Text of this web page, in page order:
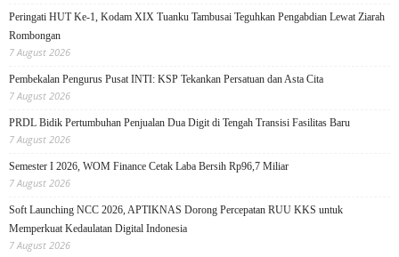
Peringati HUT Ke-1, Kodam XIX Tuanku Tambusai Teguhkan Pengabdian Lewat Ziarah
Rombongan
7 August 2026
Pembekalan Pengurus Pusat INTI: KSP Tekankan Persatuan dan Asta Cita
7 August 2026
PRDL Bidik Pertumbuhan Penjualan Dua Digit di Tengah Transisi Fasilitas Baru
7 August 2026
Semester I 2026, WOM Finance Cetak Laba Bersih Rp96,7 Miliar
7 August 2026
Soft Launching NCC 2026, APTIKNAS Dorong Percepatan RUU KKS untuk
Memperkuat Kedaulatan Digital Indonesia
7 August 2026